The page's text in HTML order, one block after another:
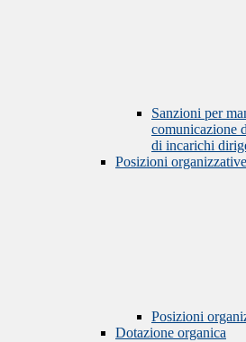
Sanzioni per
comunicazione
di incarichi
Posizioni organizzative
Posizioni
Dotazione organica